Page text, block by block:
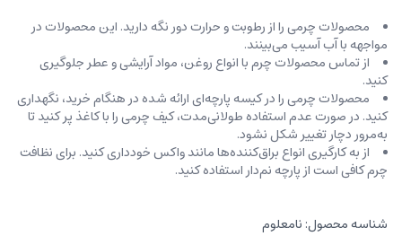
محصولات چرمی را از رطوبت و حرارت دور نگه دارید. این محصولات در
مواجهه با آب آسیب می‌بینند.
از تماس محصولات چرم با انواع روغن‌، مواد آرایشی و عطر جلوگیری
کنید.
محصولات چرمی را در کیسه‌ پارچه‌ای ارائه شده در هنگام خرید، ‌نگهداری
کنید. در صورت عدم استفاده طولانی‌مدت، کیف‌ چرمی را با کاغذ پر کنید تا
به‌مرور دچار تغییر شکل نشود.
از به کارگیری انواع براق‌کننده‌ها مانند واکس خودداری کنید. برای نظافت
چرم کافی است از پارچه‌ نم‌دار استفاده کنید.
شناسه محصول: نامعلوم